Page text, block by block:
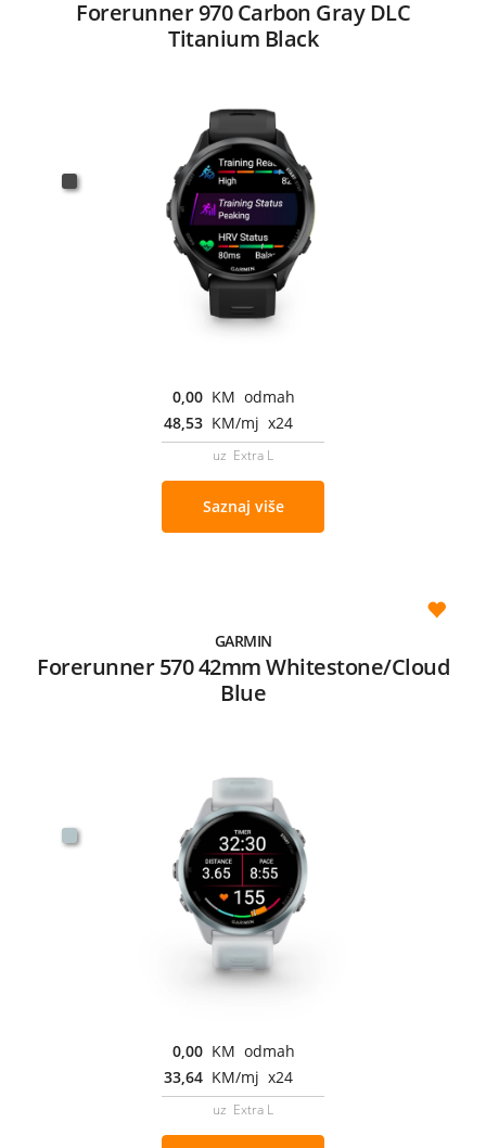
Forerunner 970 Carbon Gray DLC
Titanium Black
0,00 KM odmah
48,53 KM/mj x24
uz Extra L
Saznaj više
GARMIN
Forerunner 570 42mm Whitestone/Cloud
Blue
0,00 KM odmah
33,64 KM/mj x24
uz Extra L